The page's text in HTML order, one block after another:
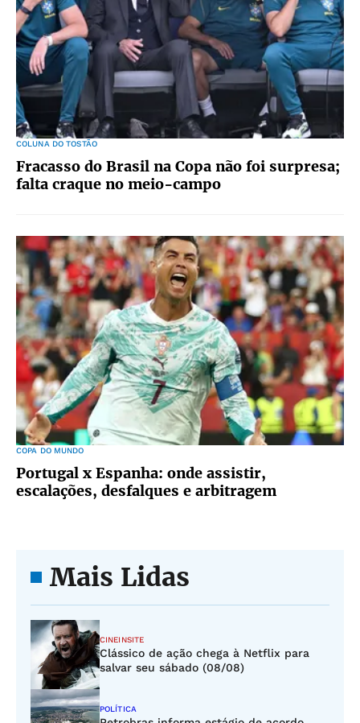
COLUNA DO TOSTÃO
Fracasso do Brasil na Copa não foi surpresa;
falta craque no meio-campo
COPA DO MUNDO
Portugal x Espanha: onde assistir,
escalações, desfalques e arbitragem
Mais Lidas
CINEINSITE
Clássico de ação chega à Netflix para
salvar seu sábado (08/08)
POLÍTICA